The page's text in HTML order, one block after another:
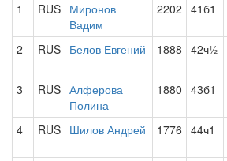
1
RUS Миронов
Вадим
2202 41б1
2 RUS Белов Евгений 1888 42ч½
3 RUS Алферова
Полина
1880 43б1
4 RUS Шилов Андрей 1776 44ч1